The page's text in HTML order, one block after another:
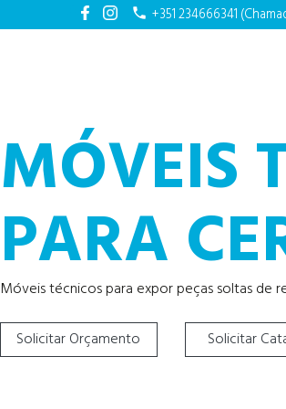
 phone +351 234666341
MÓVEIS
PARA
Móveis técnicos para expor peças soltas de
Solicitar Orçamento Solicitar